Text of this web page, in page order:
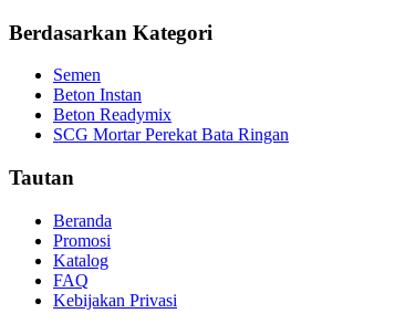
Berdasarkan Kategori
Semen
Beton Instan
Beton Readymix
SCG Mortar Perekat Bata Ringan
Tautan
Beranda
Promosi
Katalog
FAQ
Kebijakan Privasi